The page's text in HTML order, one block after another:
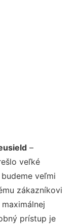
–
veľké
veľmi
zákazníkovi
prístup je